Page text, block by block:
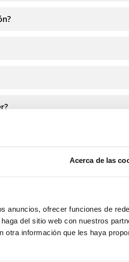
Acerca de las
anuncios, ofrecer funciones de
del sitio web con nuestros
otra información que les haya
día, los 7 días